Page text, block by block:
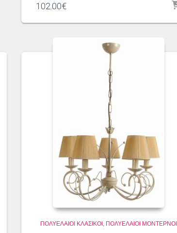
102.00€
ΠΟΛΥΈΛΑΙΟΙ ΚΛΑΣΙΚΟΊ ΠΟΛΥΈΛΑΙΟΙ ΜΟΝΤΈΡΝΟΙ